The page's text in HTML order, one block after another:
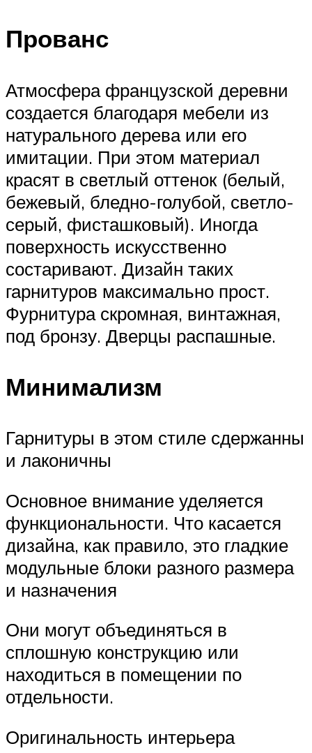
Прованс
Атмосфера французской деревни
создается благодаря мебели из
натурального дерева или его
имитации. При этом материал
красят в светлый оттенок (белый,
бежевый, бледно-голубой, светло-
серый, фисташковый). Иногда
поверхность искусственно
состаривают. Дизайн таких
гарнитуров максимально прост.
Фурнитура скромная, винтажная,
под бронзу. Дверцы распашные.
Минимализм
Гарнитуры в этом стиле сдержанны
и лаконичны
Основное внимание уделяется
функциональности. Что касается
дизайна, как правило, это гладкие
модульные блоки разного размера
и назначения
Они могут объединяться в
сплошную конструкцию или
находиться в помещении по
отдельности.
Оригинальность интерьера